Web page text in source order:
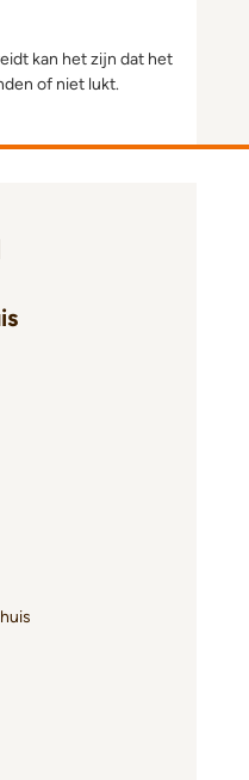
kan het zijn dat het
of niet lukt.